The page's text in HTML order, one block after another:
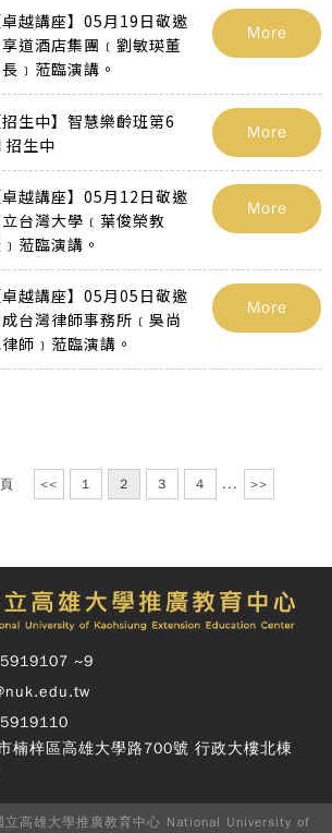
卓越講座】05月19日敬邀
道酒店集團﹝劉敏瑛董
﹞蒞臨演講。
More
招生中】智慧樂齡班第6
招生中
More
卓越講座】05月12日敬邀
台灣大學﹝葉俊榮教
蒞臨演講。
More
卓越講座】05月05日敬邀
台灣律師事務所﹝吳尚
師﹞蒞臨演講。
More
頁 << 1 2 3 4 ... >>
~9
楠梓區高雄大學路700號 行政大樓北棟
高雄大學推廣教育中心 National University of